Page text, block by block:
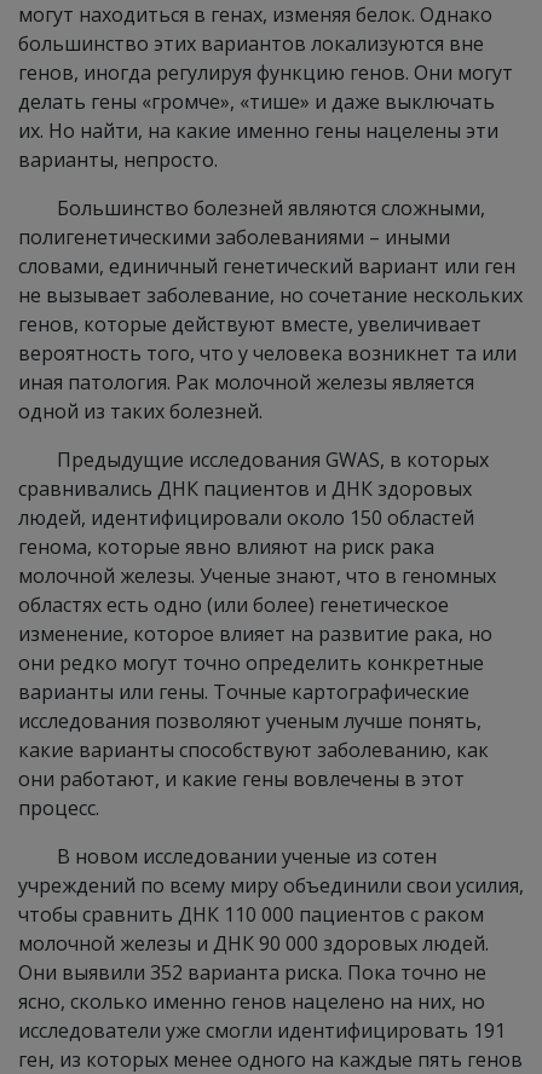
могут находиться в генах, изменяя белок. Однако
большинство этих вариантов локализуются вне
генов, иногда регулируя функцию генов. Они могут
делать гены «громче», «тише» и даже выключать
их. Но найти, на какие именно гены нацелены эти
варианты, непросто.
Большинство болезней являются сложными,
полигенетическими заболеваниями – иными
словами, единичный генетический вариант или ген
не вызывает заболевание, но сочетание нескольких
генов, которые действуют вместе, увеличивает
вероятность того, что у человека возникнет та или
иная патология. Рак молочной железы является
одной из таких болезней.
Предыдущие исследования GWAS, в которых
сравнивались ДНК пациентов и ДНК здоровых
людей, идентифицировали около 150 областей
генома, которые явно влияют на риск рака
молочной железы. Ученые знают, что в геномных
областях есть одно (или более) генетическое
изменение, которое влияет на развитие рака, но
они редко могут точно определить конкретные
варианты или гены. Точные картографические
исследования позволяют ученым лучше понять,
какие варианты способствуют заболеванию, как
они работают, и какие гены вовлечены в этот
процесс.
В новом исследовании ученые из сотен
учреждений по всему миру объединили свои усилия,
чтобы сравнить ДНК 110 000 пациентов с раком
молочной железы и ДНК 90 000 здоровых людей.
Они выявили 352 варианта риска. Пока точно не
ясно, сколько именно генов нацелено на них, но
исследователи уже смогли идентифицировать 191
ген, из которых менее одного на каждые пять генов